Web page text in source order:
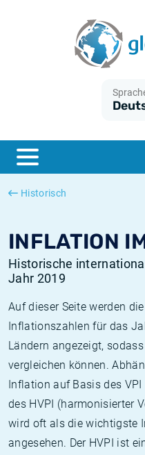
Historisch
INFLATION
Historische
Jahr 2019
Auf dieser Seite werden
Inflationszahlen für das
Ländern angezeigt,
vergleichen können.
Inflation auf Basis des
des HVPI (harmonisierter
wird oft als die wichtigste
angesehen. Der HVPI ist
ESTER
SONIA
Was ist die VPI-Inflation?
Was ist die HVPI-Inflation?
Deutsche inflation
Europäische inflation
Historische Euribor-Sätze
Historische ESTER-Sätze
Historische SOFR-Sätze
Historische SONIA-Sätze
Inflationsrechner